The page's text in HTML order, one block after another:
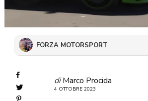
FORZA MOTORSPORT
di Marco Procida
4 OTTOBRE 2023